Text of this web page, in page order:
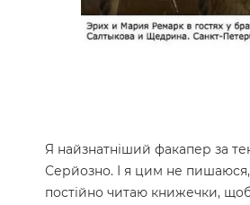
Я найзнатніший факапер за
Серйозно. І я цим не пишаюся,
постійно читаю книжечки,